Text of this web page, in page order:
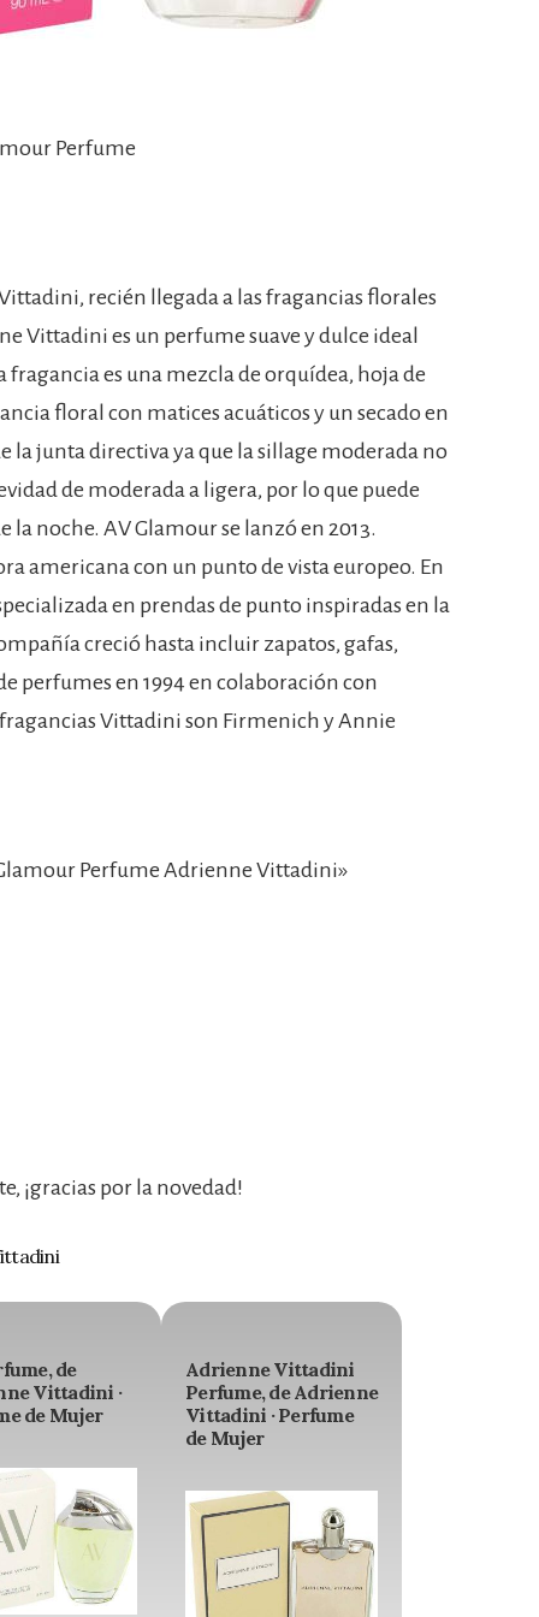
Perfume
recién llegada a las fragancias florales
Vittadini es un perfume suave y dulce ideal
fragancia es una mezcla de orquídea, hoja de
floral con matices acuáticos y un secado en
la junta directiva ya que la sillage moderada no
de moderada a ligera, por lo que puede
la noche. AV Glamour se lanzó en 2013.
americana con un punto de vista europeo. En
en prendas de punto inspiradas en la
creció hasta incluir zapatos, gafas,
perfumes en 1994 en colaboración con
Vittadini son Firmenich y Annie
Perfume Adrienne Vittadini»
¡gracias por la novedad!
de
Vittadini ·
de Mujer
Adrienne Vittadini
Perfume, de Adrienne
Vittadini · Perfume
de Mujer